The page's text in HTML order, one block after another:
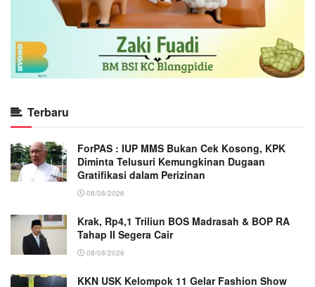
Terbaru
ForPAS : IUP MMS Bukan Cek Kosong, KPK
Diminta Telusuri Kemungkinan Dugaan
Gratifikasi dalam Perizinan
08/08/2026
Krak, Rp4,1 Triliun BOS Madrasah & BOP RA
Tahap II Segera Cair
08/08/2026
KKN USK Kelompok 11 Gelar Fashion Show